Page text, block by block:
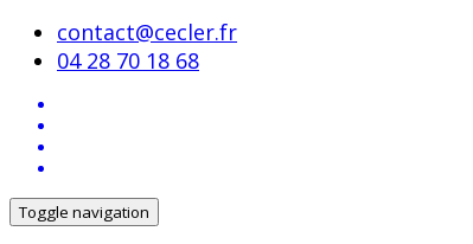
contact@cecler.fr
04 28 70 18 68
Toggle navigation